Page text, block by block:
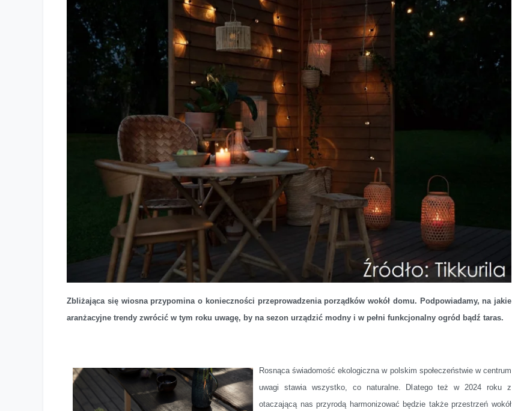
Zbliżająca się wiosna przypomina o konieczności przeprowadzenia porządków wokół domu. Podpowiadamy, na jakie
aranżacyjne trendy zwrócić w tym roku uwagę, by na sezon urządzić modny i w pełni funkcjonalny ogród bądź taras.
Rosnąca świadomość ekologiczna w polskim społeczeństwie w centrum
uwagi stawia wszystko, co naturalne. Dlatego też w 2024 roku z
otaczającą nas przyrodą harmonizować będzie także przestrzeń wokół